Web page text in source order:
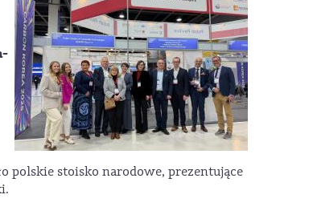
polskie stoisko narodowe, prezentujące